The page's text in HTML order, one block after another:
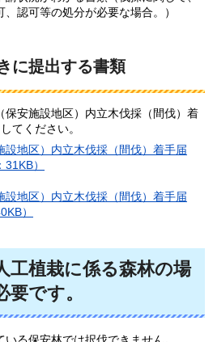
認可等の処分が必要な場合。）
に提出する書類
保安施設地区）内立木伐採（間伐）着
てください。
設地区）内立木伐採（間伐）着手届
）
設地区）内立木伐採（間伐）着手届
）
工植栽に係る森林の場
です。